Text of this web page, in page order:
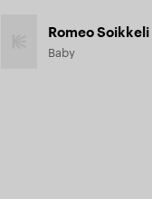
Romeo Soikkeli
Baby